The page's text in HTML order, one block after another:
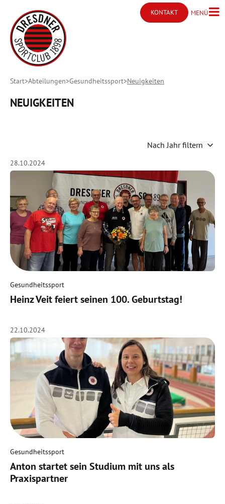
KONTAKT
Kontakt öffnen
MENÜMenü
Start Abteilungen Gesundheitssport Neuigkeiten
NEUIGKEITEN
Nach Jahr filtern
28.10.2024
Gesundheitssport
Heinz Veit feiert seinen 100. Geburtstag!
22.10.2024
Gesundheitssport
Anton startet sein Studium mit uns als
Praxispartner